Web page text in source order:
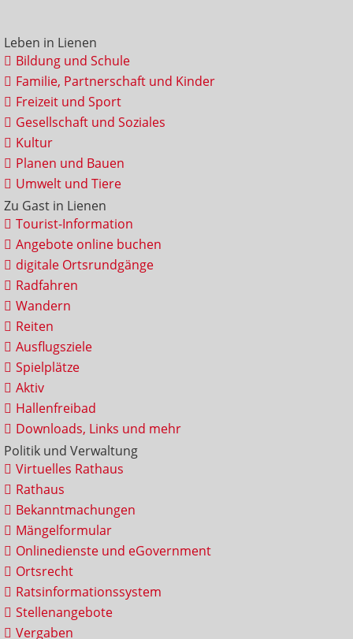
Leben in Lienen
Bildung und Schule
Familie, Partnerschaft und Kinder
Freizeit und Sport
Gesellschaft und Soziales
Kultur
Planen und Bauen
Umwelt und Tiere
Zu Gast in Lienen
Tourist-Information
Angebote online buchen
digitale Ortsrundgänge
Radfahren
Wandern
Reiten
Ausflugsziele
Spielplätze
Aktiv
Hallenfreibad
Downloads, Links und mehr
Politik und Verwaltung
Virtuelles Rathaus
Rathaus
Bekanntmachungen
Mängelformular
Onlinedienste und eGovernment
Ortsrecht
Ratsinformationssystem
Stellenangebote
Vergaben